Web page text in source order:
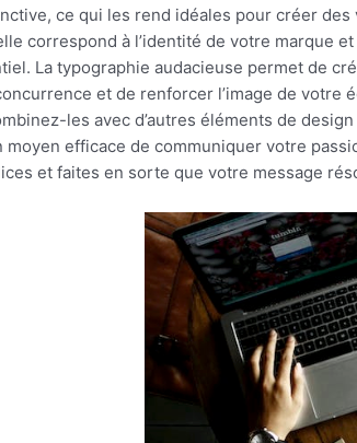
ce qui les rend idéales pour créer
correspond à l’identité de votre marque
La typographie audacieuse permet de
et de renforcer l’image de
les avec d’autres éléments de
moyen efficace de communiquer votre
et faites en sorte que votre message